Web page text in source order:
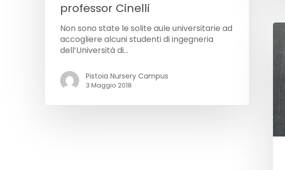
professor Cinelli
Non sono state le solite aule universitarie ad
accogliere alcuni studenti di ingegneria
dell’Università di…
Pistoia Nursery Campus
3 Maggio 2018